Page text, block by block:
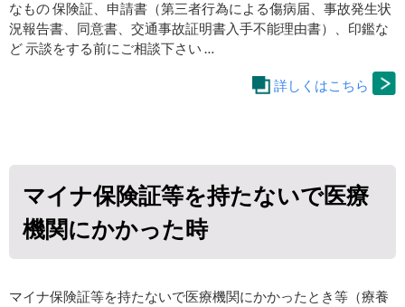
なもの 保険証、申請書（第三者行為による傷病届、事故発生状
況報告書、同意書、交通事故証明書入手不能理由書）、印鑑な
ど 示談をする前にご相談下さい …
詳しくはこちら
マイナ保険証等を持たないで医療
機関にかかった時
マイナ保険証等を持たないで医療機関にかかったとき等（療養